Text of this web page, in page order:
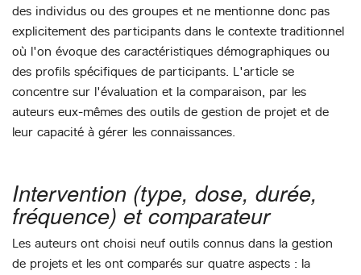
des individus ou des groupes et ne mentionne donc pas
explicitement des participants dans le contexte traditionnel
où l'on évoque des caractéristiques démographiques ou
des profils spécifiques de participants. L'article se
concentre sur l'évaluation et la comparaison, par les
auteurs eux-mêmes des outils de gestion de projet et de
leur capacité à gérer les connaissances.
Intervention (type, dose, durée,
fréquence) et comparateur
Les auteurs ont choisi neuf outils connus dans la gestion
de projets et les ont comparés sur quatre aspects : la